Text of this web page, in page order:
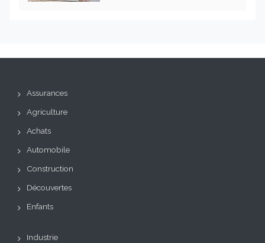
Assurances
Agriculture
Achats
Automobile
Construction
Découvertes
Enfants
Industrie